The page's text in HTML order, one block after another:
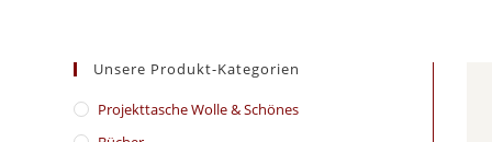
Unsere Produkt-Kategorien
​Projekttasche Wolle & Schönes